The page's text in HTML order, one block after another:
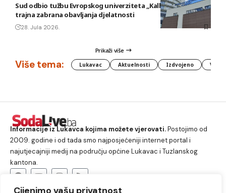
Cijenimo vašu privatnost
Sud odbio tužbu Evropskog univerziteta „Kallos“: Ostaje
trajna zabrana obavljanja djelatnosti
28. Jula 2026.
Prikaži više
Više tema: Lukavac Aktuelnosti Izdvojeno
Informacije iz Lukavca kojima možete vjerovati.Postojimo od
2009. godine i od tada smo najposjećeniji internet portal i
najutjecajniji medij na području općine Lukavac i Tuzlanskog
kantona.